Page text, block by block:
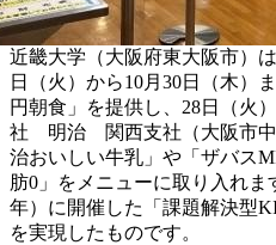
近畿大学（大阪府東大阪市）
日（火）から10月30日（木）
円朝食」を提供し、28日（火
社 明治 関西支社（大阪市中
治おいしい牛乳」や「ザバス
肪0」をメニューに取り入れま
年）に開催した「課題解決型
を実現したものです。